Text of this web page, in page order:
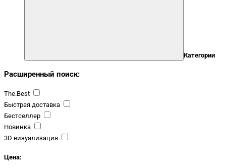
Категории
Расширенный поиск:
The.Best
Быстрая доставка
Бестселлер
Новинка
3D визуализация
Цена: